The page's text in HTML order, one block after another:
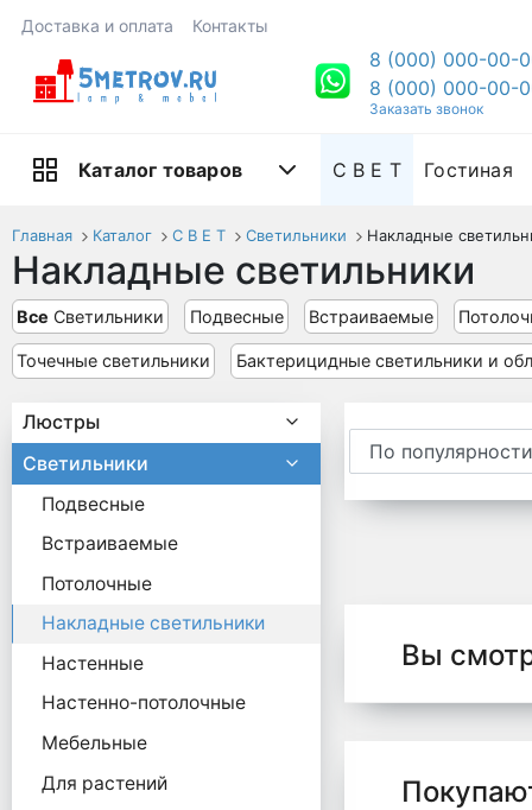
Доставка и оплата Контакты
8 (000) 000-00-
8 (000) 000-00-
Заказать звонок
Каталог товаров С В Е Т Гостиная
Главная Каталог С В Е Т Светильники Накладные
Накладные светильники
Все Светильники Подвесные Встраиваемые
Точечные светильники Бактерицидные светильники и
Вы
Люстры
Светильники
Подвесные
Встраиваемые
Потолочные
Накладные светильники
Настенные
Настенно-потолочные
Мебельные
Для растений